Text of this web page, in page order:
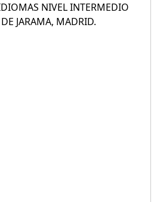
NIVEL INTERMEDIO
JARAMA, MADRID.